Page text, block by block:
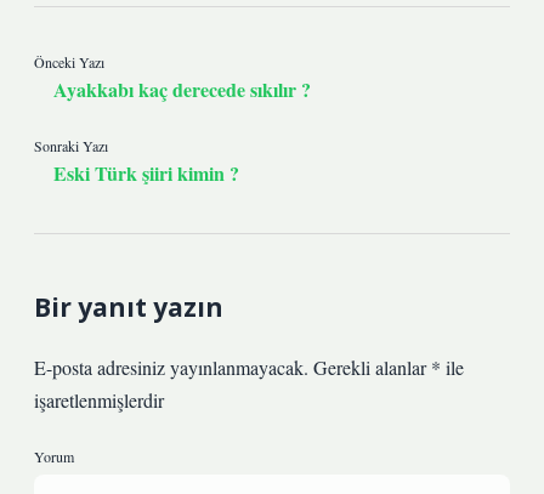
Önceki Yazı
Ayakkabı kaç derecede sıkılır ?
Sonraki Yazı
Eski Türk şiiri kimin ?
Bir yanıt yazın
E-posta adresiniz yayınlanmayacak. Gerekli alanlar* ile
işaretlenmişlerdir
Yorum